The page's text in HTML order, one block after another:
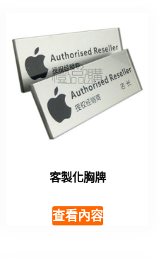
客製化胸牌
查看內容